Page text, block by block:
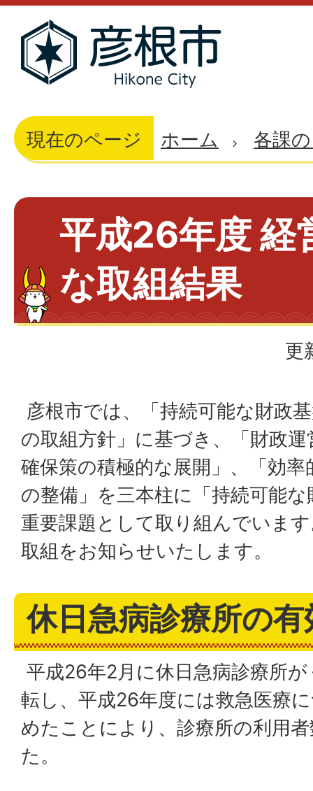
現在のページ ホーム 各課
平成26年度 経
な取組結果
更
彦根市では、「持続可能な財政
の取組方針」に基づき、「財政
確保策の積極的な展開」、「効
の整備」を三本柱に「持続可能
重要課題として取り組んでいま
取組をお知らせいたします。
休日急病診療所の
平成26年2月に休日急病診療所
転し、平成26年度には救急医療
めたことにより、診療所の利用
た。